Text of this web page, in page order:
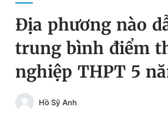
Chuyên mục
Chuyên mục khác
Chào ngày mới
Đổi mật khẩu
Tin đã lưu
Tin đã xem
Địa phương nào
trung bình điểm
nghiệp THPT 5
Hồ Sỹ Anh